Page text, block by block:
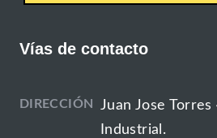
Vías de contacto
DIRECCIÓN
Juan Jose
Industrial.